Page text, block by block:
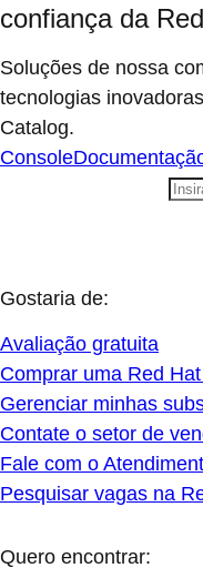
confiança da
Soluções de nossa
tecnologias
Catalog.
Console
Gostaria de:
Avaliação gratuita
Comprar uma Red
Gerenciar minhas
Contate o setor de
Fale com o
Pesquisar vagas na
Quero encontrar: